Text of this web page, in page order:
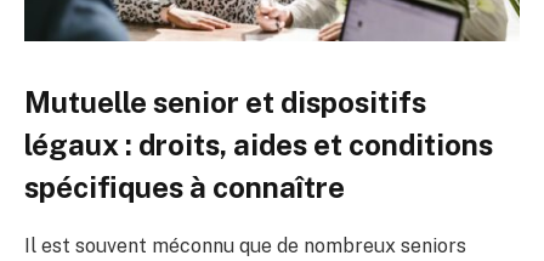
Mutuelle senior et dispositifs
légaux : droits, aides et conditions
spécifiques à connaître
Il est souvent méconnu que de nombreux seniors